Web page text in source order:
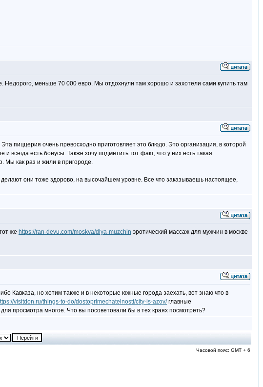
Недорого, меньше 70 000 евро. Мы отдохнули там хорошо и захотели сами купить там
пиццерия очень превосходно приготовляет это блюдо. Это организация, в которой
есть бонусы. Также хочу подметить тот факт, что у них есть такая
Мы как раз и жили в пригороде.
они тоже здорово, на высочайшем уровне. Все что заказываешь настоящее,
же https://ran-devu.com/moskva/dlya-muzchin эротический массаж для мужчин в москве
Кавказа, но хотим также и в некоторые южные города заехать, вот знаю что в
visitdon.ru/things-to-do/dostoprimechatelnosti/city-is-azov/главные
просмотра многое. Что вы посоветовали бы в тех краях посмотреть?
Часовой пояс: GMT + 6